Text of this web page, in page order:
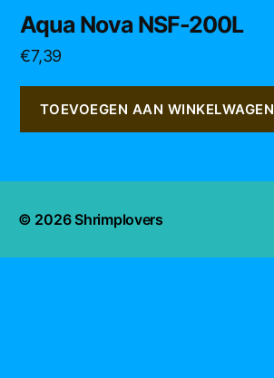
Aqua Nova NSF-200L
€7,39
TOEVOEGEN AAN WINKELWAGEN
© 2026 Shrimplovers